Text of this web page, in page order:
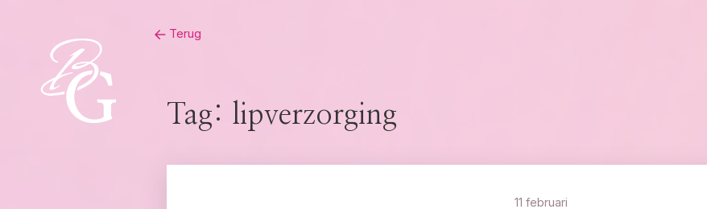
Terug
Tag: lipverzorging
11 februari